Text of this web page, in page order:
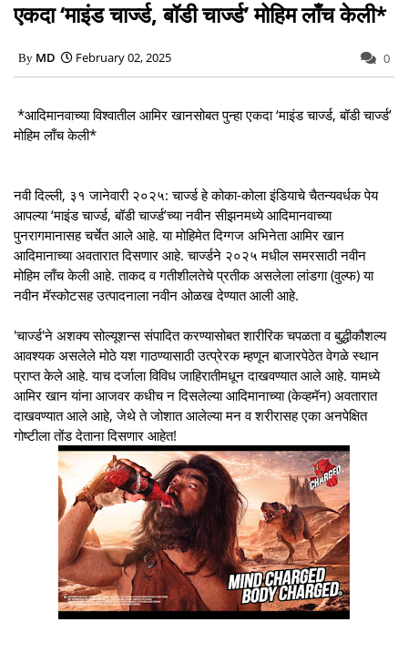
एकदा ‘माइंड चार्ज्ड, बॉडी चार्ज्ड’ मोहिम लाँच केली*
MD February 02, 2025 0
*आदिमानवाच्या विश्‍वातील आमिर खानसोबत पुन्‍हा एकदा ‘माइंड चार्ज्ड, बॉडी चार्ज्ड’
मोहिम लाँच केली*
नवी दिल्ली, ३१ जानेवारी २०२५: चार्ज्ड हे कोका-कोला इंडियाचे चैतन्यवर्धक पेय
आपल्या ‘माइंड चार्ज्ड, बॉडी चार्ज्ड’च्‍या नवीन सीझनमध्‍ये आदिमानवाच्‍या
पुनरागमानासह चर्चेत आले आहे. या मोहिमेत दिग्गज अभिनेता आमिर खान
आदिमानाच्या अवतारात दिसणार आहे. चार्ज्‍डने २०२५ मधील समरसाठी नवीन
मोहिम लाँच केली आहे. ताकद व गतीशीलतेचे प्रतीक असलेला लांडगा (वुल्फ) या
नवीन मॅस्कोटसह उत्पादनाला नवीन ओळख देण्यात आली आहे.
'चार्ज्‍ड'ने अशक्य सोल्‍यूशन्‍स संपादित करण्‍यासोबत शारीरिक चपळता व बुद्धीकौशल्‍य
आवश्‍यक असलेले मोठे यश गाठण्‍यासाठी उत्‍प्रेरक म्‍हणून बाजारपेठेत वेगळे स्‍थान
प्राप्‍त केले आहे. याच दर्जाला विविध जाहिरातीमधून दाखवण्‍यात आले आहे. यामध्ये
आमिर खान यांना आजवर कधीच न दिसलेल्या आदिमानाच्या (केव्हमॅन) अवतारात
दाखवण्‍यात आले आहे, जेथे ते जोशात आलेल्या मन व शरीरासह एका अनपेक्षित
गोष्टीला तोंड देताना दिसणार आहेत!